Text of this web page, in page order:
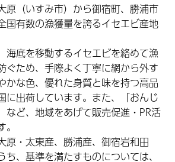
原（いすみ市）から御宿町、勝浦市
国有数の漁獲量を誇るイセエビ産地
海底を移動するイセエビを絡めて漁
ぐため、手際よく丁寧に網から外す
かな色、優れた身質と味を持つ高品
に出荷しています。また、「おんじ
など、地域をあげて販売促進・PR活
原・太東産、勝浦産、御宿岩和田
ち、基準を満たすものについては、